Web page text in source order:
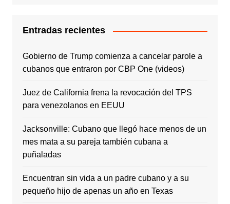
Entradas recientes
Gobierno de Trump comienza a cancelar parole a
cubanos que entraron por CBP One (videos)
Juez de California frena la revocación del TPS
para venezolanos en EEUU
Jacksonville: Cubano que llegó hace menos de un
mes mata a su pareja también cubana a
puñaladas
Encuentran sin vida a un padre cubano y a su
pequeño hijo de apenas un año en Texas